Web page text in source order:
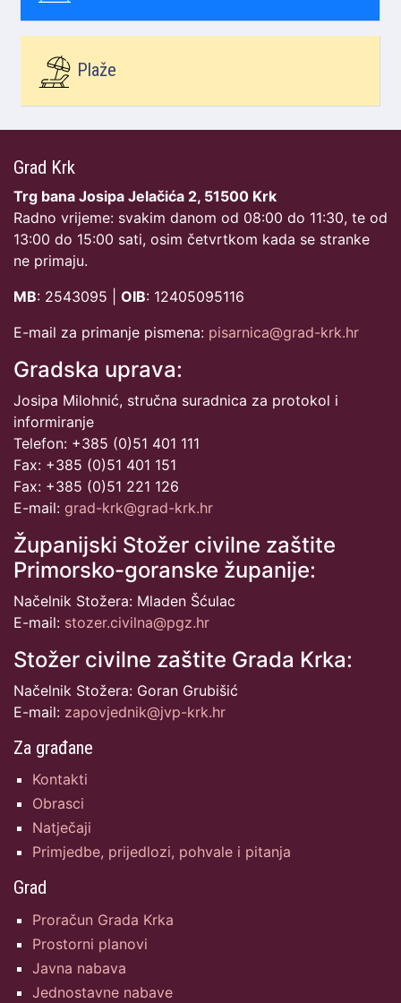
Plaže
Grad Krk
Trg bana Josipa Jelačića 2, 51500 Krk
Radno vrijeme: svakim danom od 08:00 do 11:30, te od
13:00 do 15:00 sati, osim četvrtkom kada se stranke
ne primaju.
MB: 2543095 | OIB: 12405095116
E-mail za primanje pismena: pisarnica@grad-krk.hr
Gradska uprava:
Josipa Milohnić, stručna suradnica za protokol i
informiranje
Telefon: +385 (0)51 401 111
Fax: +385 (0)51 401 151
Fax: +385 (0)51 221 126
E-mail: grad-krk@grad-krk.hr
Županijski Stožer civilne zaštite
Primorsko-goranske županije:
Načelnik Stožera: Mladen Šćulac
E-mail: stozer.civilna@pgz.hr
Stožer civilne zaštite Grada Krka:
Načelnik Stožera: Goran Grubišić
E-mail: zapovjednik@jvp-krk.hr
Za građane
Kontakti
Obrasci
Natječaji
Primjedbe, prijedlozi, pohvale i pitanja
Grad
Proračun Grada Krka
Prostorni planovi
Javna nabava
Jednostavne nabave